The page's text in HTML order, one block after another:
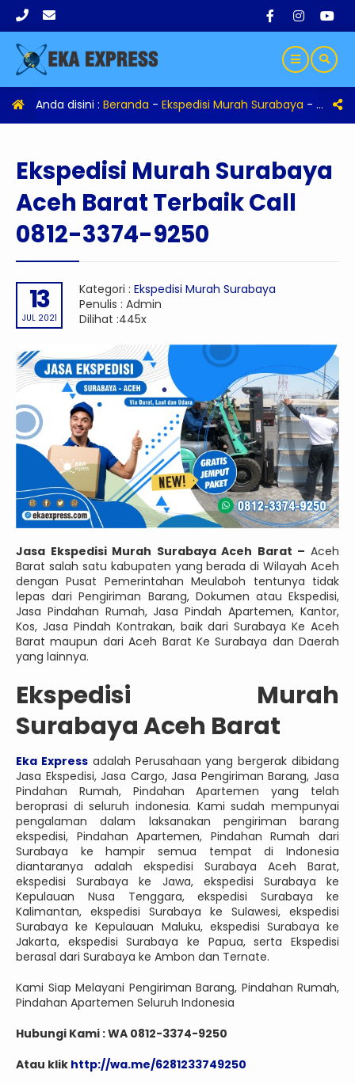
Anda disini : Beranda - Ekspedisi Murah Surabaya -
Ekspedisi Murah Surabaya
Aceh Barat Terbaik Call
0812-3374-9250
13
JUL 2021
Kategori : Ekspedisi Murah Surabaya
Penulis : Admin
Dilihat :445x
Jasa Ekspedisi Murah Surabaya Aceh Barat – Aceh
Barat salah satu kabupaten yang berada di Wilayah Aceh
dengan Pusat Pemerintahan Meulaboh tentunya tidak
lepas dari Pengiriman Barang, Dokumen atau Ekspedisi,
Jasa Pindahan Rumah, Jasa Pindah Apartemen, Kantor,
Kos, Jasa Pindah Kontrakan, baik dari Surabaya Ke Aceh
Barat maupun dari Aceh Barat Ke Surabaya dan Daerah
yang lainnya.
Ekspedisi Murah
Surabaya Aceh Barat
Eka Expressadalah Perusahaan yang bergerak dibidang
Jasa Ekspedisi, Jasa Cargo, Jasa Pengiriman Barang, Jasa
Pindahan Rumah, Pindahan Apartemen yang telah
beroprasi di seluruh indonesia. Kami sudah mempunyai
pengalaman dalam laksanakan pengiriman barang
ekspedisi, Pindahan Apartemen, Pindahan Rumah dari
Surabaya ke hampir semua tempat di Indonesia
diantaranya adalah ekspedisi Surabaya Aceh Barat,
ekspedisi Surabaya ke Jawa, ekspedisi Surabaya ke
Kepulauan Nusa Tenggara, ekspedisi Surabaya ke
Kalimantan, ekspedisi Surabaya ke Sulawesi, ekspedisi
Surabaya ke Kepulauan Maluku, ekspedisi Surabaya ke
Jakarta, ekspedisi Surabaya ke Papua, serta Ekspedisi
berasal dari Surabaya ke Ambon dan Ternate.
Kami Siap Melayani Pengiriman Barang, Pindahan Rumah,
Pindahan Apartemen Seluruh Indonesia
Hubungi Kami : WA 0812-3374-9250
Atau klik http://wa.me/6281233749250